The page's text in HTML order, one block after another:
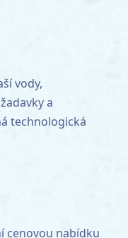
vody,
a
technologická
cenovou nabídku